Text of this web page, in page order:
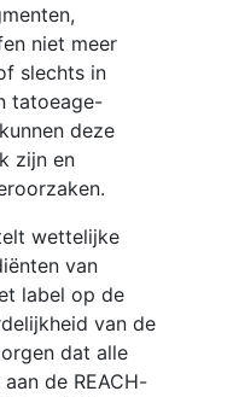
niet meer
slechts in
tatoeage-
deze
zijn en
wettelijke
van
label op de
van de
dat alle
de REACH-